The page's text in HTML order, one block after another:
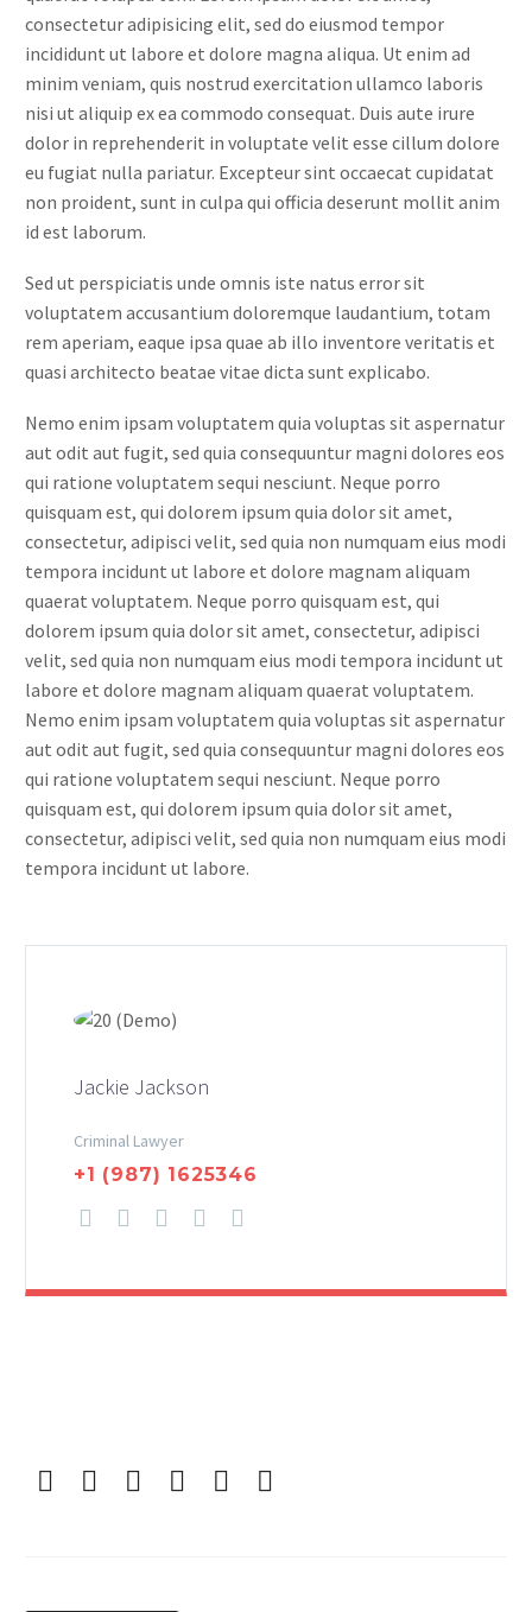
consectetur adipisicing elit, sed do eiusmod tempor
incididunt ut labore et dolore magna aliqua. Ut enim ad
minim veniam, quis nostrud exercitation ullamco laboris
nisi ut aliquip ex ea commodo consequat. Duis aute irure
dolor in reprehenderit in voluptate velit esse cillum dolore
eu fugiat nulla pariatur. Excepteur sint occaecat cupidatat
non proident, sunt in culpa qui officia deserunt mollit anim
id est laborum.
Sed ut perspiciatis unde omnis iste natus error sit
voluptatem accusantium doloremque laudantium, totam
rem aperiam, eaque ipsa quae ab illo inventore veritatis et
quasi architecto beatae vitae dicta sunt explicabo.
Nemo enim ipsam voluptatem quia voluptas sit aspernatur
aut odit aut fugit, sed quia consequuntur magni dolores eos
qui ratione voluptatem sequi nesciunt. Neque porro
quisquam est, qui dolorem ipsum quia dolor sit amet,
consectetur, adipisci velit, sed quia non numquam eius modi
tempora incidunt ut labore et dolore magnam aliquam
quaerat voluptatem. Neque porro quisquam est, qui
dolorem ipsum quia dolor sit amet, consectetur, adipisci
velit, sed quia non numquam eius modi tempora incidunt ut
labore et dolore magnam aliquam quaerat voluptatem.
Nemo enim ipsam voluptatem quia voluptas sit aspernatur
aut odit aut fugit, sed quia consequuntur magni dolores eos
qui ratione voluptatem sequi nesciunt. Neque porro
quisquam est, qui dolorem ipsum quia dolor sit amet,
consectetur, adipisci velit, sed quia non numquam eius modi
tempora incidunt ut labore.
Jackie Jackson
Criminal Lawyer
+1 (987) 1625346